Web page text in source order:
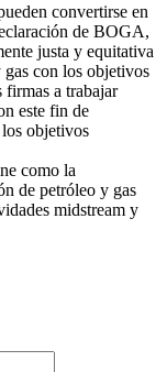
convertirse en
de BOGA,
justa y equitativa
con los objetivos
firmas a trabajar
este fin de
objetivos
como la
de petróleo y gas
midstream y